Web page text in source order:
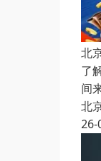
北
了
间
北
26-